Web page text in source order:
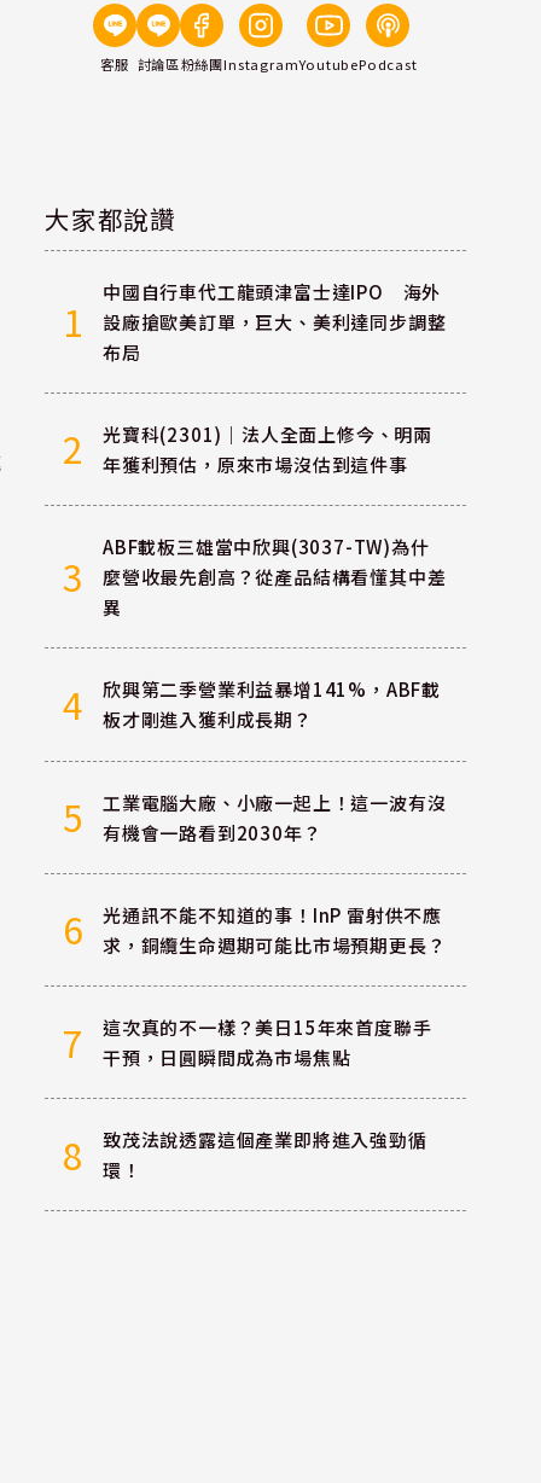
客服 討論區粉絲團InstagramYoutubePodcast
大家都說讚
1
中國自行車代工龍頭津富士達IPO 海外
設廠搶歐美訂單，巨大、美利達同步調整
布局
2
光寶科(2301)｜法人全面上修今、明兩
年獲利預估，原來市場沒估到這件事
3
ABF載板三雄當中欣興(3037-TW)為什
麼營收最先創高？從產品結構看懂其中差
異
4
欣興第二季營業利益暴增141%，ABF載
板才剛進入獲利成長期？
5
工業電腦大廠、小廠一起上！這一波有沒
有機會一路看到2030年？
6
光通訊不能不知道的事！InP 雷射供不應
求，銅纜生命週期可能比市場預期更長？
7
這次真的不一樣？美日15年來首度聯手
干預，日圓瞬間成為市場焦點
8
致茂法說透露這個產業即將進入強勁循
環！